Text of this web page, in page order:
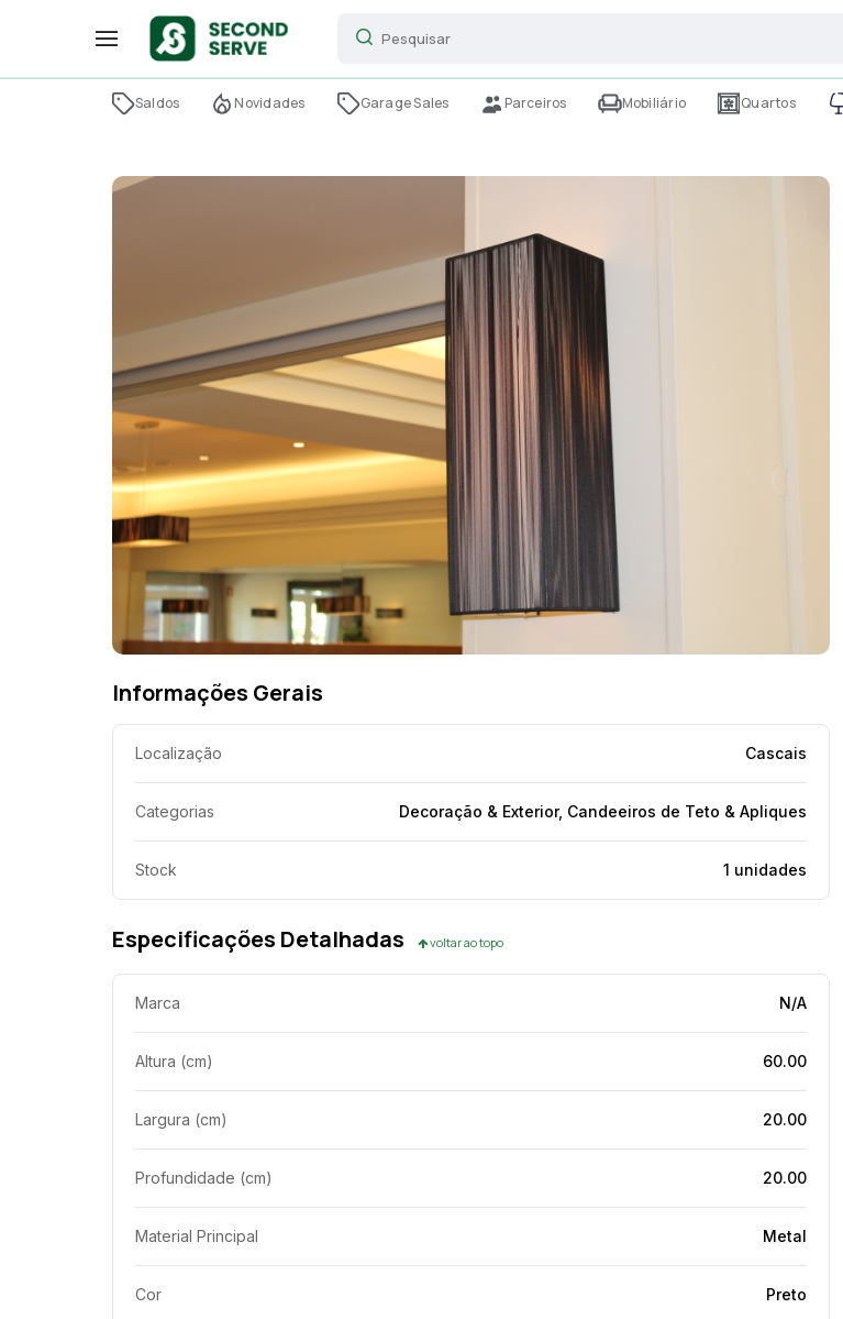
Saldos Novidades Garage Sales Parceiros Mobiliário Quartos
Informações Gerais
Localização Cascais
Categorias Decoração & Exterior, Candeeiros de Teto & Apliques
Stock 1 unidades
Especificações Detalhadas voltar ao topo
Marca N/A
Altura (cm) 60.00
Largura (cm) 20.00
Profundidade (cm) 20.00
Material Principal Metal
Cor Preto